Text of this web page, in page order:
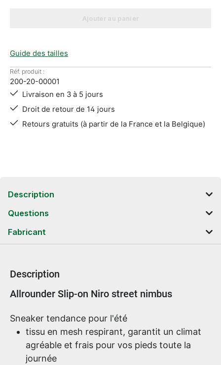
Ajouter au panier
Guide des tailles
Réf. produit :
200-20-00001
Livraison en 3 à 5 jours
Droit de retour de 14 jours
Retours gratuits (à partir de la France et la Belgique)
Description
Questions
Fabricant
Description
Informations sur le produit
Allrounder Slip-on Niro street nimbus
Sneaker tendance pour l'été
tissu en mesh respirant, garantit un climat
agréable et frais pour vos pieds toute la
journée